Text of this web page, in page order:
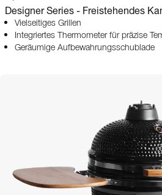
Designer Series - Freistehendes
Vielseitiges Grillen
Integriertes Thermometer für präzise
Geräumige Aufbewahrungsschublade